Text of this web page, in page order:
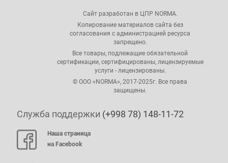
Сайт разработан в ЦПР NORMA.
Копирование материалов сайта без
согласования с администрацией ресурса
запрещено.
Все товары, подлежащие обязательной
сертификации, сертифицированы, лицензируемые
услуги - лицензированы.
© ООО «NORMA», 2017-2025г. Все права
защищены.
Служба поддержки (+998 78) 148-11-72
Наша страница
на Facebook